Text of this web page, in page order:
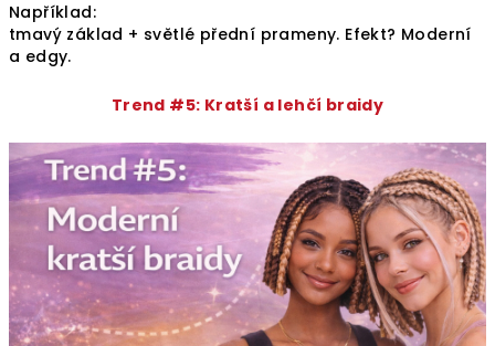
Například:
tmavý základ + světlé přední prameny. Efekt? Moderní
a edgy.
Trend #5: Kratší a lehčí braidy